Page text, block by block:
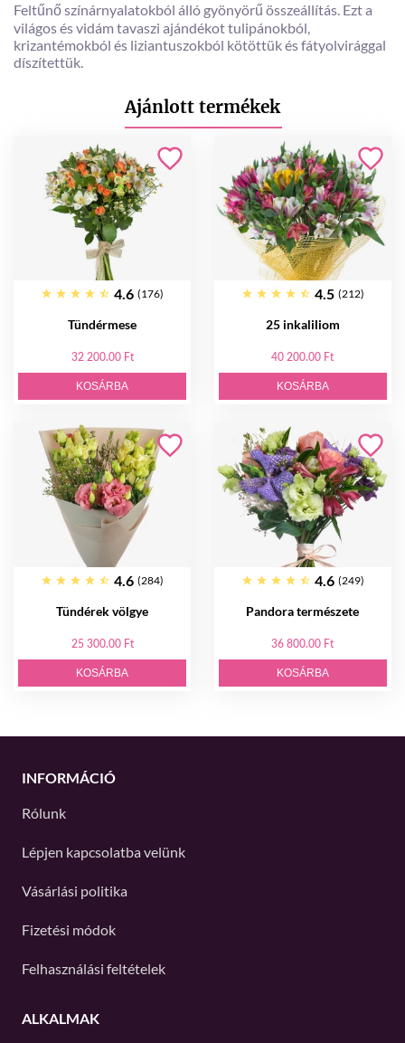
Feltűnő színárnyalatokból álló gyönyörű összeállítás. Ezt a
világos és vidám tavaszi ajándékot tulipánokból,
krizantémokból és liziantuszokból kötöttük és fátyolvirággal
díszítettük.
Ajánlott termékek
4.6 (176)
Tündérmese
32 200.00 Ft
KOSÁRBA
4.5 (212)
25 inkaliliom
40 200.00 Ft
KOSÁRBA
4.6 (284)
Tündérek völgye
25 300.00 Ft
KOSÁRBA
4.6 (249)
Pandora természete
36 800.00 Ft
KOSÁRBA
INFORMÁCIÓ
Rólunk
Lépjen kapcsolatba velünk
Vásárlási politika
Fizetési módok
Felhasználási feltételek
ALKALMAK